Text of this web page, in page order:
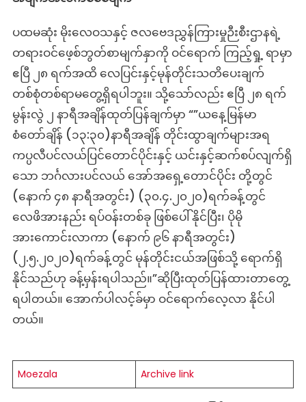
ပထမဆုံး မိုးလေဝသနှင့် ဇလဗေဒညွှန်ကြားမှုဉီးစီးဌာနရဲ့
တရားဝင်ဖေ့စ်ဘွတ်စာမျက်နှာကို ဝင်ရောက် ကြည့်ရှု့ ရာမှာ
ဧပြီ ၂၈ ရက်အထိ လေပြင်းနှင့်မုန်တိုင်းသတိပေးချက်
တစ်စုံတစ်ရာမတွေ့ရှိရပါဘူး။ သို့သော်လည်း ဧပြီ ၂၈ ရက်
မွန်းလွဲ ၂ နာရီအချိန်ထုတ်ပြန်ချက်မှာ “”ယနေ့မြန်မာ
စံတော်ချိန် (၁၃:၃၀)နာရီအချိန် တိုင်းထွာချက်များအရ
ကပ္ပလီပင်လယ်ပြင်တောင်ပိုင်းနှင့် ယင်းနှင့်ဆက်စပ်လျက်ရှိ
သော ဘင်္ဂလားပင်လယ် အော်အရှေ့တောင်ပိုင်း တို့တွင်
(နောက် ၄၈ နာရီအတွင်း) (၃၀.၄.၂၀၂၀)ရက်ခန့်တွင်
လေဖိအားနည်း ရပ်ဝန်းတစ်ခု ဖြစ်ပေါ်နိုင်ပြီး၊ ပိုမို
အားကောင်းလာကာ (နောက် ၉၆ နာရီအတွင်း)
(၂.၅.၂၀၂၀)ရက်ခန့်တွင် မုန်တိုင်းငယ်အဖြစ်သို့ ရောက်ရှိ
နိုင်သည်ဟု ခန့်မှန်းရပါသည်။”ဆိုပြီးထုတ်ပြန်ထားတာတွေ့
ရပါတယ်။ အောက်ပါလင့်ခ်မှာ ဝင်ရောက်လေ့လာ နိုင်ပါ
တယ်။
Moezala Archive link